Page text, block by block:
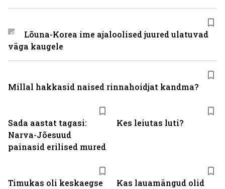
Sada aastat tagasi:
Narva-Jõesuud
painasid erilised mured
Kes leiutas luti?
Timukas oli keskaegse
Kas lauamängud olid
Lõuna-Korea ime ajaloolised juured ulatuvad
väga kaugele
Millal hakkasid naised rinnahoidjat kandma?